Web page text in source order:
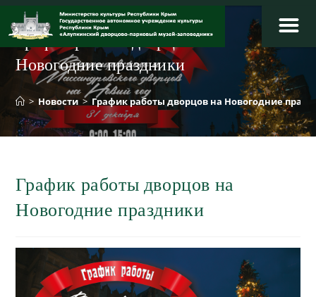
Перейти
содержимому
График работы дворцов на
Новогодние праздники
> Новости > График работы дворцов на Новогодние
График работы дворцов на
Новогодние праздники